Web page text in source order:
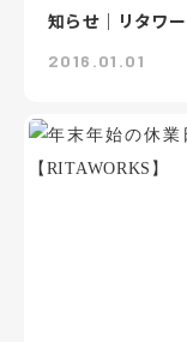
知らせ｜リタワ
2016.01.01